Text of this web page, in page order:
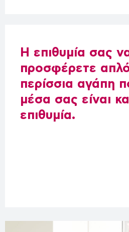
Η επιθυμία σας
προσφέρετε
περίσσια αγάπη
μέσα σας είναι
επιθυμία.